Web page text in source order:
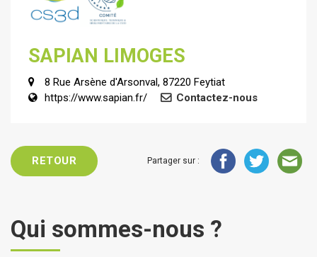
SAPIAN LIMOGES
8 Rue Arsène d'Arsonval, 87220 Feytiat
https://www.sapian.fr/
Contactez-nous
RETOUR Partager sur :
Qui sommes-nous ?